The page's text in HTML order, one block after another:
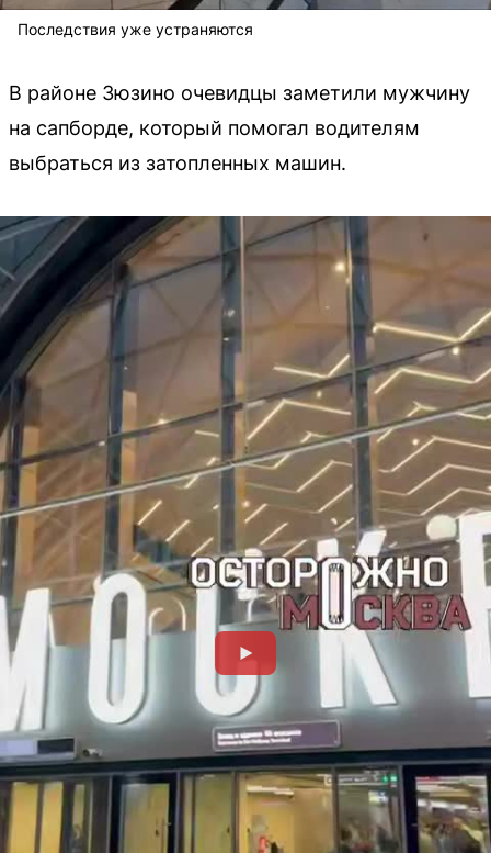
Последствия уже устраняются
В районе Зюзино очевидцы заметили мужчину
на сапборде, который помогал водителям
выбраться из затопленных машин.